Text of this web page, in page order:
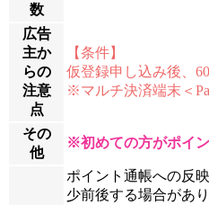
数
広告
主か
らの
注意
点
【条件】
仮登録申し込み後、
※マルチ決済端末＜
その
他
※初めての方がポイン
ポイント通帳への反
少前後する場合があり